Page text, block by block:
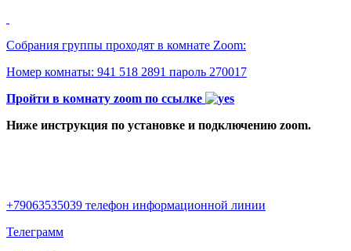
Собрания группы проходят в комнате Zoom:
Номер комнаты: 941 518 2891 пароль 270017
Пройти в комнату zoom по ссылке
Ниже инструкция по установке и подключению zoom.
+79063535039 телефон информационной линии
Телеграмм